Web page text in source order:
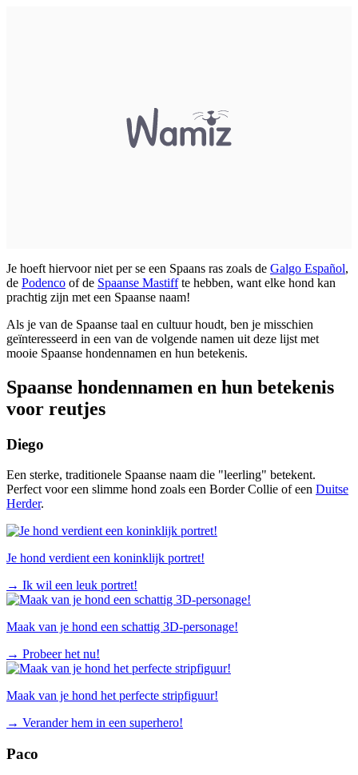
Je hoeft hiervoor niet per se een Spaans ras zoals de Galgo Español,
de Podenco of de Spaanse Mastiffte hebben, want elke hond kan
prachtig zijn met een Spaanse naam!
Als je van de Spaanse taal en cultuur houdt, ben je misschien
geïnteresseerd in een van de volgende namen uit deze lijst met
mooie Spaanse hondennamen en hun betekenis.
Spaanse hondennamen en hun betekenis
voor reutjes
Diego
Een sterke, traditionele Spaanse naam die "leerling" betekent.
Perfect voor een slimme hond zoals een Border Collie of een Duitse
Herder.
Je hond verdient een koninklijk portret!
→ Ik wil een leuk portret!
Maak van je hond een schattig 3D-personage!
→ Probeer het nu!
Maak van je hond het perfecte stripfiguur!
→ Verander hem in een superhero!
Paco